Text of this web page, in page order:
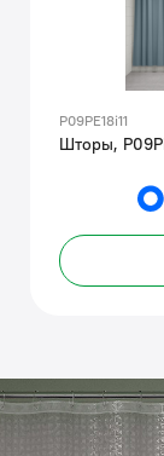
P09PE18i11
Шторы,